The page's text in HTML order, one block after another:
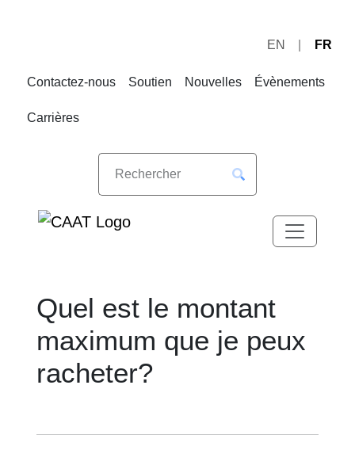
navigation
EN FR
Contactez-nous Soutien Nouvelles Évènements
Carrières
Quel est le montant
maximum que je peux
racheter?